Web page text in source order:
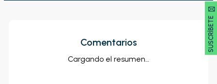
SUSCRÍBETE 🖂
Comentarios
Cargando el resumen…